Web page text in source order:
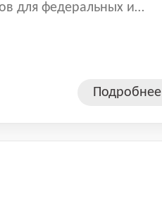
для федеральных и
с компаниями из
Подробнее